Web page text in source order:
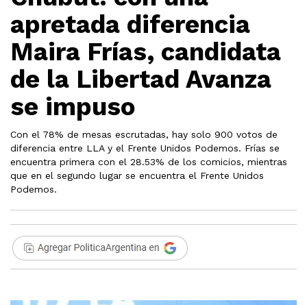
apretada diferencia
Maira Frías, candidata
de la Libertad Avanza
se impuso
Con el 78% de mesas escrutadas, hay solo 900 votos de
diferencia entre LLA y el Frente Unidos Podemos. Frías se
encuentra primera con el 28.53% de los comicios, mientras
que en el segundo lugar se encuentra el Frente Unidos
Podemos.